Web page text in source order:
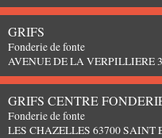
GRIFS
Fonderie de fonte
AVENUE DE LA VERPILLIERE
GRIFS CENTRE
Fonderie de fonte
LES CHAZELLES 63700 SAINT